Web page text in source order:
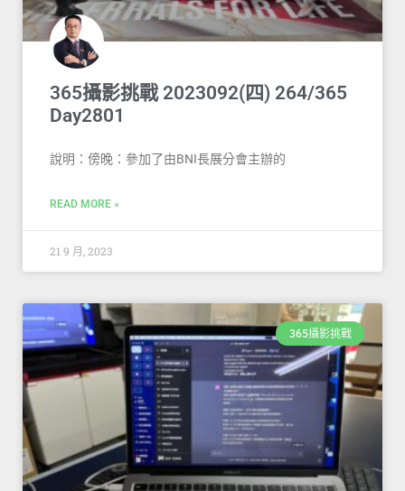
365攝影挑戰 2023092(四) 264/365
Day2801
說明：傍晚：參加了由BNI長展分會主辦的
READ MORE »
21 9 月, 2023
365攝影挑戰